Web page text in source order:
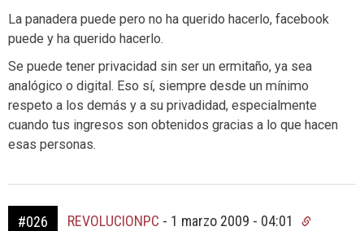
La panadera puede pero no ha querido hacerlo, facebook
puede y ha querido hacerlo.
Se puede tener privacidad sin ser un ermitaño, ya sea
analógico o digital. Eso sí, siempre desde un mínimo
respeto a los demás y a su privadidad, especialmente
cuando tus ingresos son obtenidos gracias a lo que hacen
esas personas.
#026 REVOLUCIONPC - 1 marzo 2009 - 04:01